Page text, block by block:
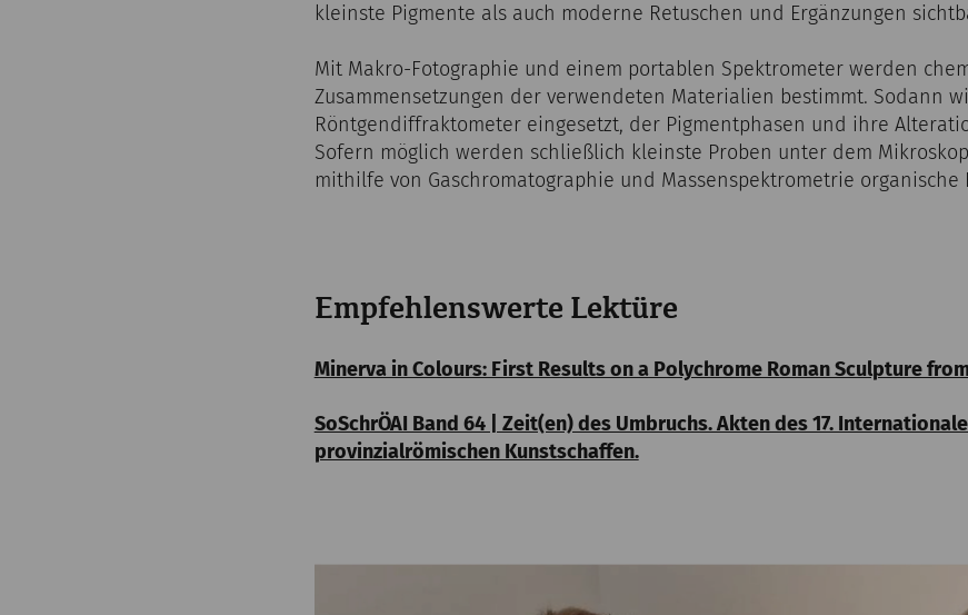
kleinste Pigmente als auch moderne Retuschen und Ergänzungen
Mit Makro-Fotographie und einem portablen Spektrometer werden
Zusammensetzungen der verwendeten Materialien bestimmt. Sodann
Röntgendiffraktometer eingesetzt, der Pigmentphasen und ihre
Sofern möglich werden schließlich kleinste Proben unter dem
mithilfe von Gaschromatographie und Massenspektrometrie
Empfehlenswerte Lektüre
Minerva in Colours: First Results on a Polychrome Roman Sculpture
SoSchrÖAI Band 64 | Zeit(en) des Umbruchs. Akten des 17.
provinzialrömischen Kunstschaffen.